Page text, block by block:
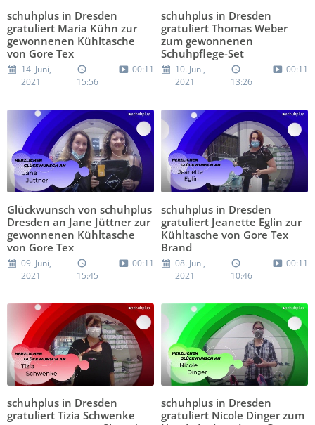
schuhplus in Dresden
gratuliert Maria Kühn zur
gewonnenen Kühltasche
von Gore Tex
14. Juni,
2021
15:56
00:11
schuhplus in Dresden
gratuliert Thomas Weber
zum gewonnenen
Schuhpflege-Set
10. Juni,
2021
13:26
00:11
Glückwunsch von schuhplus
Dresden an Jane Jüttner zur
gewonnenen Kühltasche
von Gore Tex
09. Juni,
2021
15:45
00:11
schuhplus in Dresden
gratuliert Jeanette Eglin zur
Kühltasche von Gore Tex
Brand
08. Juni,
2021
10:46
00:11
schuhplus in Dresden
gratuliert Tizia Schwenke
schuhplus in Dresden
gratuliert Nicole Dinger zum